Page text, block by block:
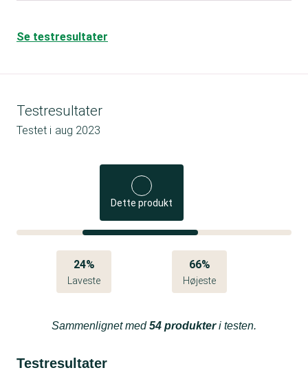
Se testresultater
Testresultater
Testet i aug 2023
Dette produkt
24%
Laveste
66%
Højeste
Sammenlignet med54 produkteri testen.
Testresultater